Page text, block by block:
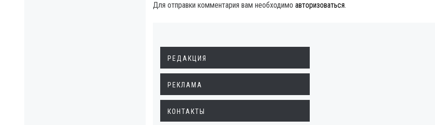
Для отправки комментария вам необходимо авторизоваться.
РЕДАКЦИЯ
РЕКЛАМА
КОНТАКТЫ